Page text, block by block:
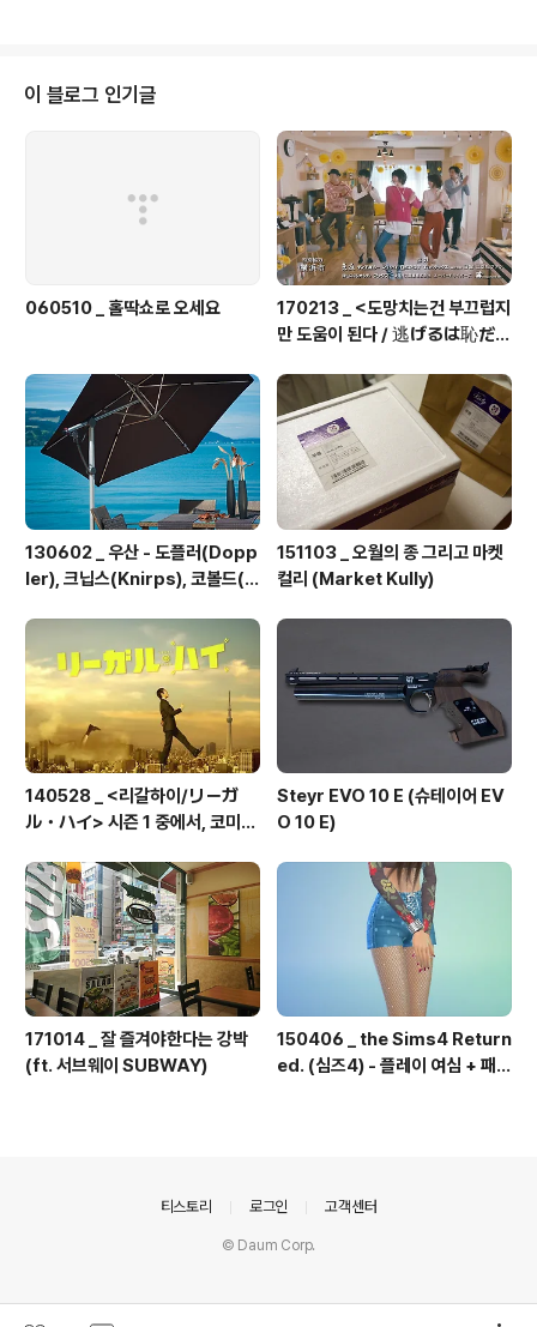
지갑을 7.5만에. 주문한 지... 10일 만에 도착한 거 같다. 그
래도 생각보단 빨리 왔어. 색상은... 보시다시피. 캘리포니
아 포피...던가? 아... 젠장 그런데 예쁘긴 하네. 아... 짜증
나... 난 아이폰에 케이스를 씌우지 않는다. 케이스를 사용
이 블로그 인기글
060510 _ 홀딱쇼로 오세요
170213 _ <도망치는건 부끄럽지
만 도움이 된다 / 逃げるは恥だが
130602 _ 우산 - 도플러(Dopp
ler), 크닙스(Knirps), 코볼드(K
151103 _ 오월의 종 그리고 마켓
컬리 (Market Kully)
140528 _ <리갈하이/リーガ
ル・ハイ> 시즌 1 중에서, 코미카
Steyr EVO 10 E (슈테이어 EV
O 10 E)
171014 _ 잘 즐겨야한다는 강박
(ft. 서브웨이 SUBWAY)
150406 _ the Sims4 Return
ed. (심즈4) - 플레이 여심 + 패션
티스토리 로그인 고객센터
© Daum Corp.